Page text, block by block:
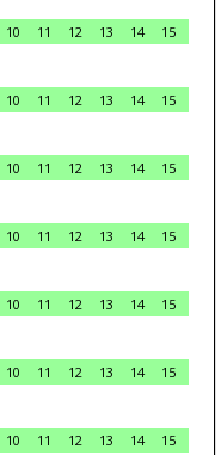
10 11 12 13 14
15
10 11 12 13 14
15
10 11 12 13 14
15
10 11 12 13 14
15
10 11 12 13 14
15
10 11 12 13 14
15
10 11 12 13 14
15